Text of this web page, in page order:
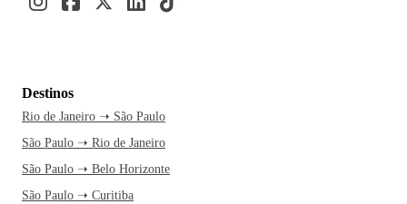
Destinos
Rio de Janeiro ➝ São Paulo
São Paulo ➝ Rio de Janeiro
São Paulo ➝ Belo Horizonte
São Paulo ➝ Curitiba